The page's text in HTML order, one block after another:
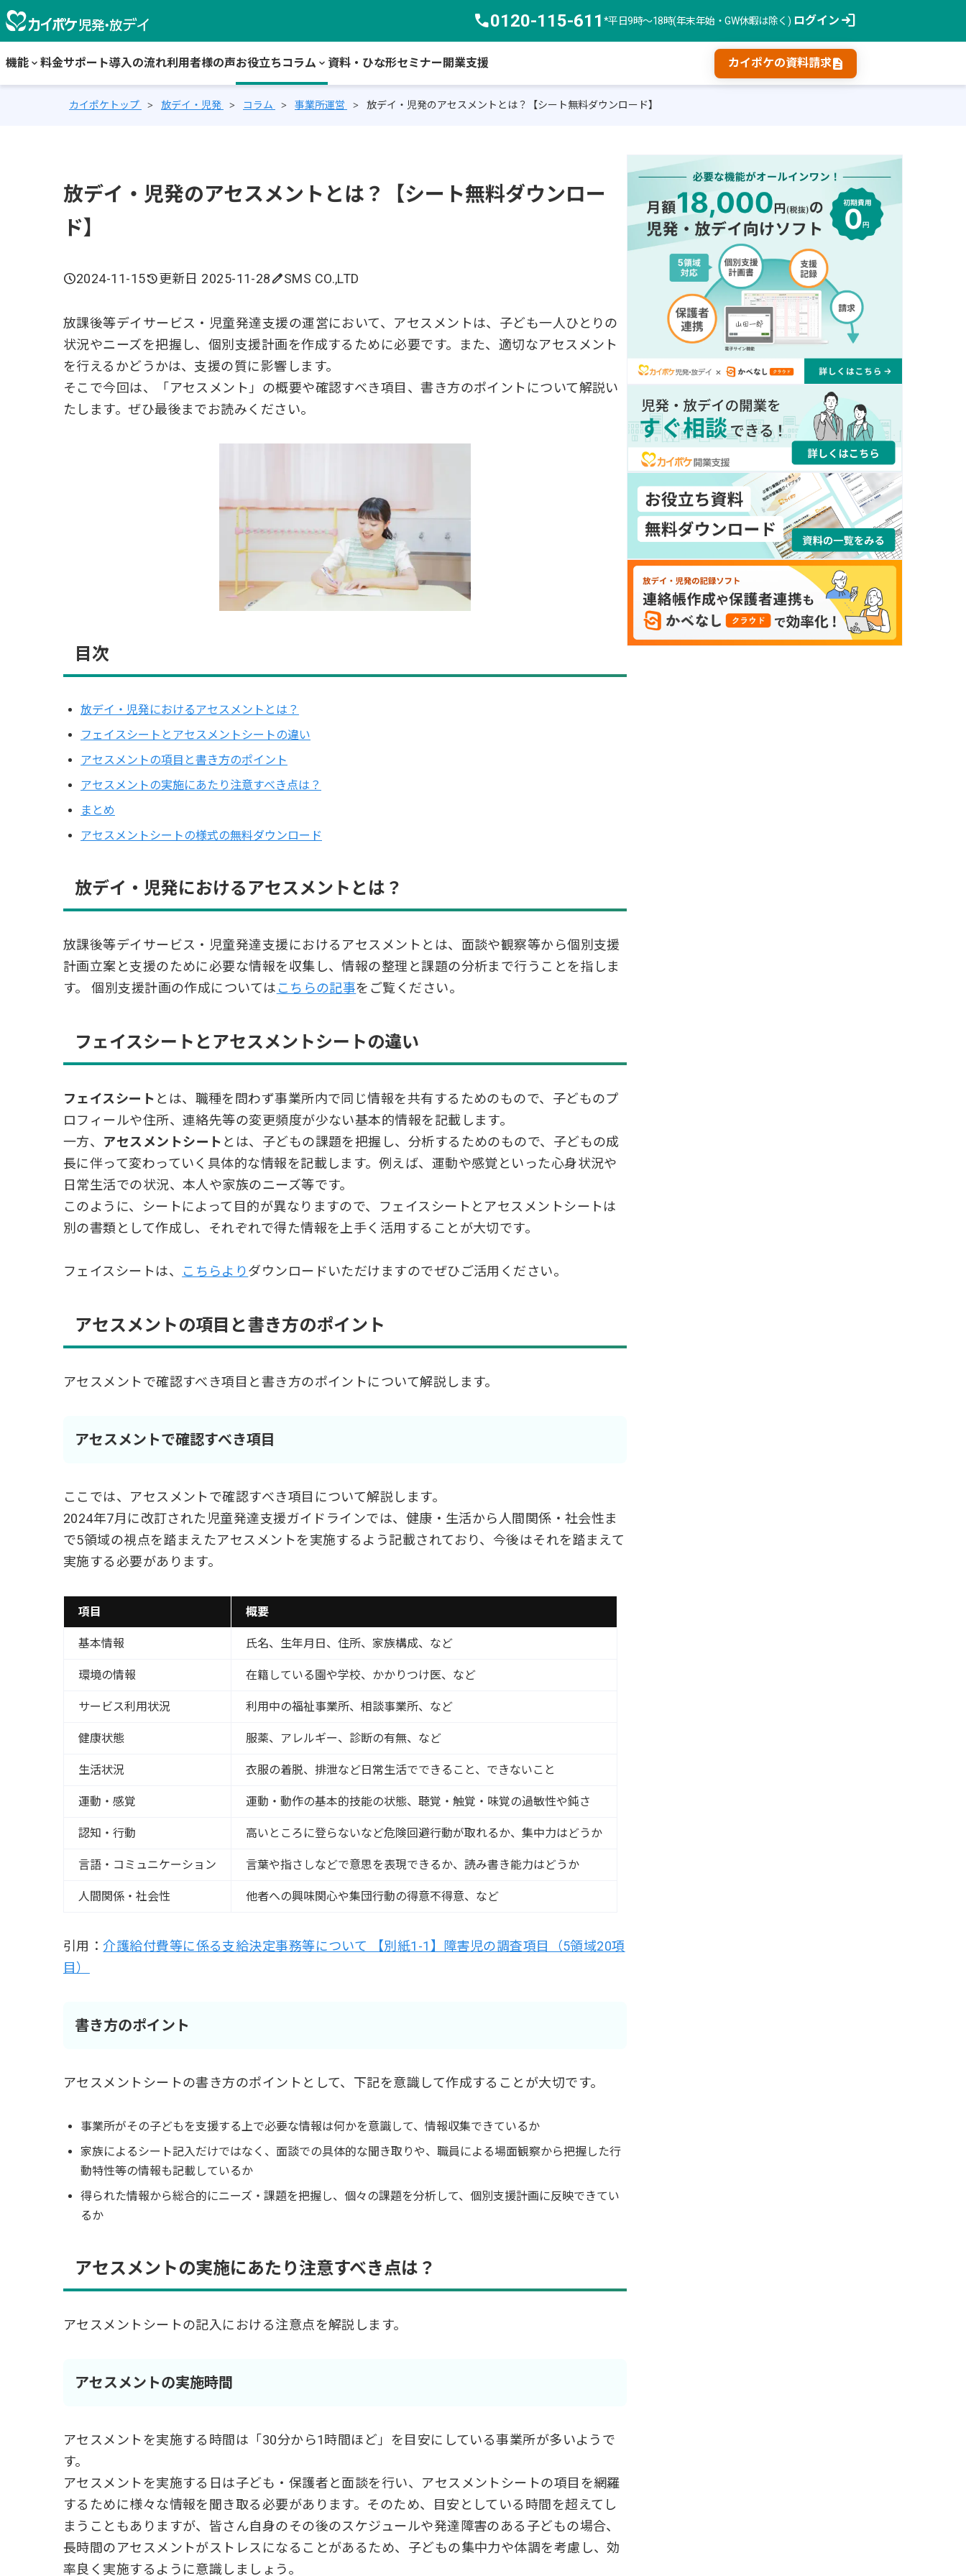
call0120-115-611 *平日9時〜18時(年末年始・GW休暇は除く) ログイン login
機能 keyboard_arrow_down 料金サポート導入の流れ利用者様の声お役立ちコラム keyboard_arrow_down 資料・ひな形セミナー 開業支援 カイポケの資料請求description
カイポケトップ 放デイ・児発 コラム 事業所運営 放デイ・児発のアセスメントとは？【シート無料ダウンロード】
放デイ・児発のアセスメントとは？【シート無料ダウンロー
ド】
schedule2024-11-15history更新日 2025-11-28editSMS CO.,LTD
放課後等デイサービス・児童発達支援の運営において、アセスメントは、子ども一人ひとりの
状況やニーズを把握し、個別支援計画を作成するために必要です。また、適切なアセスメント
を行えるかどうかは、支援の質に影響します。
そこで今回は、「アセスメント」の概要や確認すべき項目、書き方のポイントについて解説い
たします。ぜひ最後までお読みください。
目次
放デイ・児発におけるアセスメントとは？
フェイスシートとアセスメントシートの違い
アセスメントの項目と書き方のポイント
アセスメントの実施にあたり注意すべき点は？
まとめ
アセスメントシートの様式の無料ダウンロード
放デイ・児発におけるアセスメントとは？
放課後等デイサービス・児童発達支援におけるアセスメントとは、面談や観察等から個別支援
計画立案と支援のために必要な情報を収集し、情報の整理と課題の分析まで行うことを指しま
す。 個別支援計画の作成については こちらの記事をご覧ください。
フェイスシートとアセスメントシートの違い
フェイスシート とは、職種を問わず事業所内で同じ情報を共有するためのもので、子どものプ
ロフィールや住所、連絡先等の変更頻度が少ない基本的情報を記載します。
一方、 アセスメントシート とは、子どもの課題を把握し、分析するためのもので、子どもの成
長に伴って変わっていく具体的な情報を記載します。例えば、運動や感覚といった心身状況や
日常生活での状況、本人や家族のニーズ等です。
このように、シートによって目的が異なりますので、フェイスシートとアセスメントシートは
別の書類として作成し、それぞれで得た情報を上手く活用することが大切です。
フェイスシートは、 こちらよりダウンロードいただけますのでぜひご活用ください。
アセスメントの項目と書き方のポイント
アセスメントで確認すべき項目と書き方のポイントについて解説します。
アセスメントで確認すべき項目
ここでは、アセスメントで確認すべき項目について解説します。
2024年7月に改訂された児童発達支援ガイドラインでは、健康・生活から人間関係・社会性ま
で5領域の視点を踏まえたアセスメントを実施するよう記載されており、今後はそれを踏まえて
実施する必要があります。
項目 概要
基本情報 氏名、生年月日、住所、家族構成、など
環境の情報 在籍している園や学校、かかりつけ医、など
サービス利用状況 利用中の福祉事業所、相談事業所、など
健康状態 服薬、アレルギー、診断の有無、など
生活状況 衣服の着脱、排泄など日常生活でできること、できないこと
運動・感覚 運動・動作の基本的技能の状態、聴覚・触覚・味覚の過敏性や鈍さ
認知・行動 高いところに登らないなど危険回避行動が取れるか、集中力はどうか
言語・コミュニケーション 言葉や指さしなどで意思を表現できるか、読み書き能力はどうか
人間関係・社会性 他者への興味関心や集団行動の得意不得意、など
引用：介護給付費等に係る支給決定事務等について 【別紙1-1】障害児の調査項目（5領域20項
目）
書き方のポイント
アセスメントシートの書き方のポイントとして、下記を意識して作成することが大切です。
事業所がその子どもを支援する上で必要な情報は何かを意識して、情報収集できているか
家族によるシート記入だけではなく、面談での具体的な聞き取りや、職員による場面観察から把握した行
動特性等の情報も記載しているか
得られた情報から総合的にニーズ・課題を把握し、個々の課題を分析して、個別支援計画に反映できてい
るか
アセスメントの実施にあたり注意すべき点は？
アセスメントシートの記入における注意点を解説します。
アセスメントの実施時間
アセスメントを実施する時間は「30分から1時間ほど」を目安にしている事業所が多いようで
す。
アセスメントを実施する日は子ども・保護者と面談を行い、アセスメントシートの項目を網羅
するために様々な情報を聞き取る必要があります。そのため、目安としている時間を超えてし
まうこともありますが、皆さん自身のその後のスケジュールや発達障害のある子どもの場合、
長時間のアセスメントがストレスになることがあるため、子どもの集中力や体調を考慮し、効
率良く実施するように意識しましょう。